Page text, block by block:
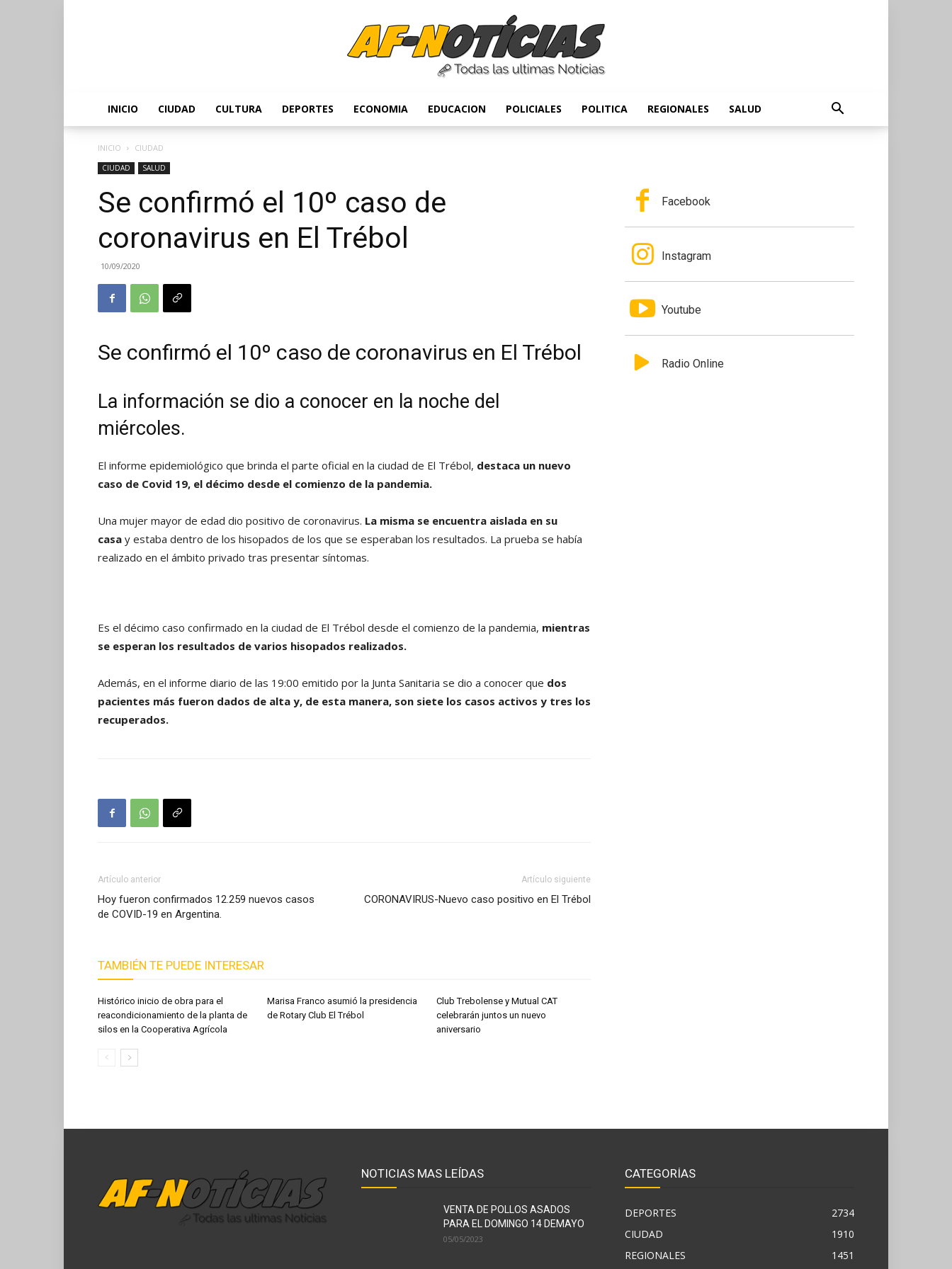
Anyulin
INICIO CIUDAD CULTURA DEPORTES ECONOMIA EDUCACION POLICIALES POLITICA REGIONALES SALUD
INICIO CIUDAD
CIUDAD SALUD
Se confirmó el 10º caso de
coronavirus en El Trébol
10/09/2020
Se confirmó el 10º caso de coronavirus en El Trébol
La información se dio a conocer en la noche del
miércoles.
El informe epidemiológico que brinda el parte oficial en la ciudad de El Trébol, destaca un nuevo
caso de Covid 19, el décimo desde el comienzo de la pandemia.
Una mujer mayor de edad dio positivo de coronavirus. La misma se encuentra aislada en su
casa y estaba dentro de los hisopados de los que se esperaban los resultados. La prueba se había
realizado en el ámbito privado tras presentar síntomas.
Es el décimo caso confirmado en la ciudad de El Trébol desde el comienzo de la pandemia, mientras
se esperan los resultados de varios hisopados realizados.
Además, en el informe diario de las 19:00 emitido por la Junta Sanitaria se dio a conocer que dos
pacientes más fueron dados de alta y, de esta manera, son siete los casos activos y tres los
recuperados.
Artículo anterior
Hoy fueron confirmados 12.259 nuevos casos
de COVID-19 en Argentina.
Artículo siguiente
CORONAVIRUS-Nuevo caso positivo en El Trébol
TAMBIÉN TE PUEDE INTERESAR
Histórico inicio de obra para el
reacondicionamiento de la planta de
silos en la Cooperativa Agrícola
Marisa Franco asumió la presidencia
de Rotary Club El Trébol
Club Trebolense y Mutual CAT
celebrarán juntos un nuevo
aniversario
Facebook
Instagram
Youtube
Radio Online
NOTICIAS MAS LEÍDAS
VENTA DE POLLOS ASADOS
PARA EL DOMINGO 14 DEMAYO
05/05/2023
CATEGORÍAS
DEPORTES
2734
CIUDAD
1910
REGIONALES
1451